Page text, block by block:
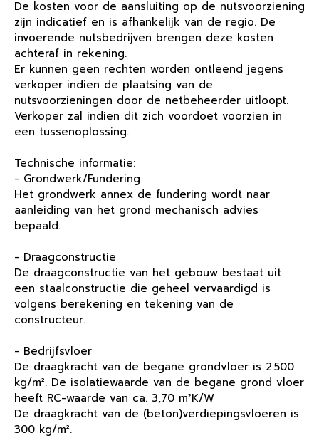
De kosten voor de aansluiting op de nutsvoorziening
zijn indicatief en is afhankelijk van de regio. De
invoerende nutsbedrijven brengen deze kosten
achteraf in rekening.
Er kunnen geen rechten worden ontleend jegens
verkoper indien de plaatsing van de
nutsvoorzieningen door de netbeheerder uitloopt.
Verkoper zal indien dit zich voordoet voorzien in
een tussenoplossing.
Technische informatie:
- Grondwerk/Fundering
Het grondwerk annex de fundering wordt naar
aanleiding van het grond mechanisch advies
bepaald.
- Draagconstructie
De draagconstructie van het gebouw bestaat uit
een staalconstructie die geheel vervaardigd is
volgens berekening en tekening van de
constructeur.
- Bedrijfsvloer
De draagkracht van de begane grondvloer is 2.500
kg/m². De isolatiewaarde van de begane grond vloer
heeft RC-waarde van ca. 3,70 m²K/W
De draagkracht van de (beton)verdiepingsvloeren is
300 kg/m².